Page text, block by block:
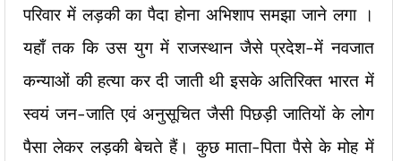
परिवार में लड़की का पैदा होना अभिशाप समझा जाने लगा ।
यहाँ तक कि उस युग में राजस्थान जैसे प्रदेश-में नवजात
कन्याओं की हत्या कर दी जाती थी इसके अतिरिक्त भारत में
स्वयं जन-जाति एवं अनुसूचित जैसी पिछड़ी जातियों के लोग
पैसा लेकर लड़की बेचते हैं। कुछ माता-पिता पैसे के मोह में